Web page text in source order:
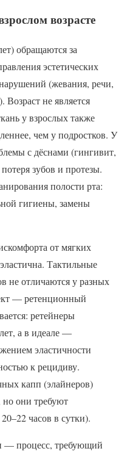
возрасте
обращаются за
эстетических
(жевания, речи,
не является
у взрослых также
чем у подростков. У
с дёснами (гингивит,
зубов и протезы.
полости рта:
гигиены, замены
от мягких
Тактильные
не отличаются у разных
— ретенционный
ретейнеры
а в идеале —
эластичности
к рецидиву.
капп (элайнеров)
но они требуют
часов в сутки).
— процесс, требующий